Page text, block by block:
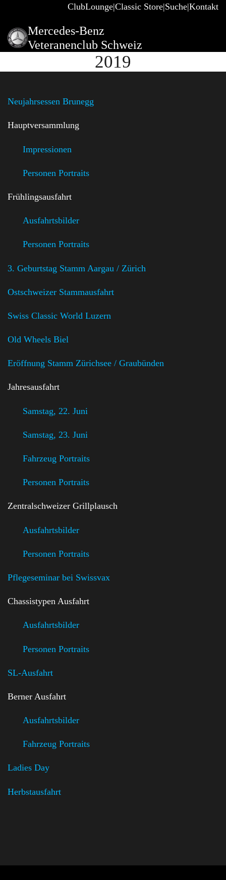
ClubLounge Classic Store Suche Kontakt
Mercedes-Benz
Veteranenclub Schweiz
2019
Neujahrsessen Brunegg
Hauptversammlung
Impressionen
Personen Portraits
Frühlingsausfahrt
Ausfahrtsbilder
Personen Portraits
3. Geburtstag Stamm Aargau / Zürich
Ostschweizer Stammausfahrt
Swiss Classic World Luzern
Old Wheels Biel
Eröffnung Stamm Zürichsee / Graubünden
Jahresausfahrt
Samstag, 22. Juni
Samstag, 23. Juni
Fahrzeug Portraits
Personen Portraits
Zentralschweizer Grillplausch
Ausfahrtsbilder
Personen Portraits
Pflegeseminar bei Swissvax
Chassistypen Ausfahrt
Ausfahrtsbilder
Personen Portraits
SL-Ausfahrt
Berner Ausfahrt
Ausfahrtsbilder
Fahrzeug Portraits
Ladies Day
Herbstausfahrt